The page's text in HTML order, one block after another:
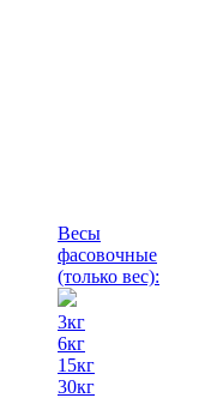
Весы
фасовочные
(только вес):
3кг
6кг
15кг
30кг